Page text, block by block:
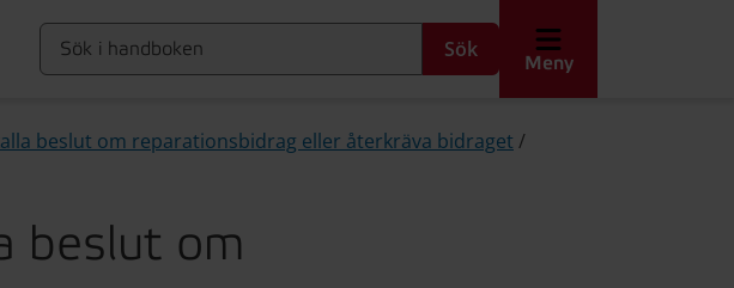
Sök
Meny
beslut om reparationsbidrag eller återkräva bidraget /
beslut om